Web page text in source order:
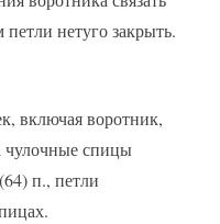
нетуго закрыть.
включая воротник,
чулочные спицы
п., петли